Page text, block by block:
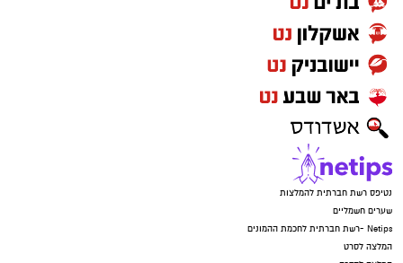
נטיפס רשת חברתית להמלצות
שערים חשמליים
Netips -רשת חברתית לחכמת ההמונים
המלצה לסרט